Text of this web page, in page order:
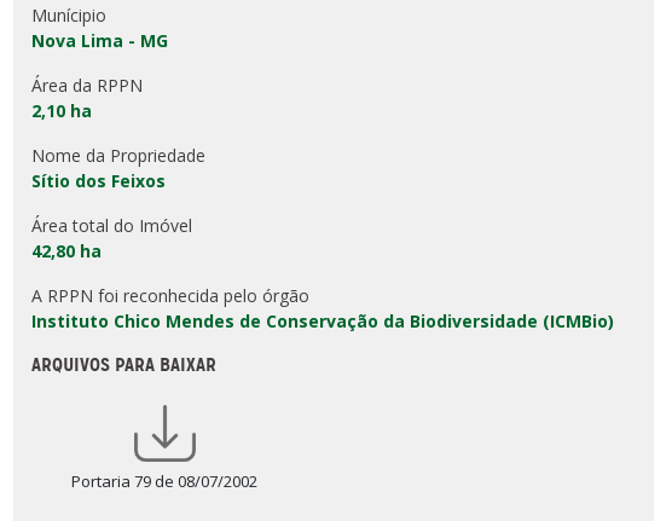
Munícipio
Nova Lima - MG
Área da RPPN
2,10 ha
Nome da Propriedade
Sítio dos Feixos
Área total do Imóvel
42,80 ha
A RPPN foi reconhecida pelo órgão
Instituto Chico Mendes de Conservação da Biodiversidade (ICMBio)
ARQUIVOS PARA BAIXAR
Portaria 79 de 08/07/2002